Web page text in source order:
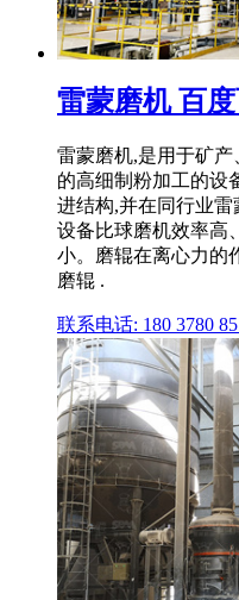
雷蒙磨机 百
雷蒙磨机,是用于矿
的高细制粉加工的设
进结构,并在同行业
设备比球磨机效率高
小。磨辊在离心力的
磨辊 .
联系电话: 180 3780